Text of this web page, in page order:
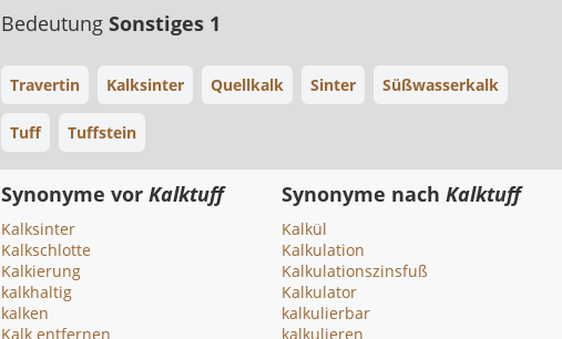
Bedeutung Sonstiges 1
Travertin Kalksinter Quellkalk Sinter Süßwasserkalk
Tuff Tuffstein
Synonyme vor Kalktuff
Kalksinter
Kalkschlotte
Kalkierung
kalkhaltig
kalken
Kalk entfernen
Synonyme nachKalktuff
Kalkül
Kalkulation
Kalkulationszinsfuß
Kalkulator
kalkulierbar
kalkulieren